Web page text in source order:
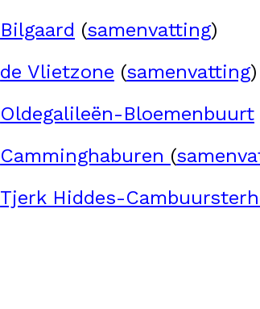
Bilgaard (samenvatting)
de Vlietzone (samenvatting)
Oldegalileën-Bloemenbuurt
Camminghaburen (
Tjerk Hiddes-